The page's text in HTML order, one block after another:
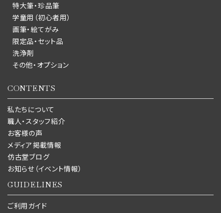
特大筆・珍品筆
学童用（初心者用）
画筆・絵てがみ
限定品・セット品
洗浄剤
その他・オプション
CONTENTS
私たちについて
職人・スタッフ紹介
お客様の声
メディア掲載情報
仿古堂ブログ
お知らせ（イベント情報）
GUIDELINES
ご利用ガイド